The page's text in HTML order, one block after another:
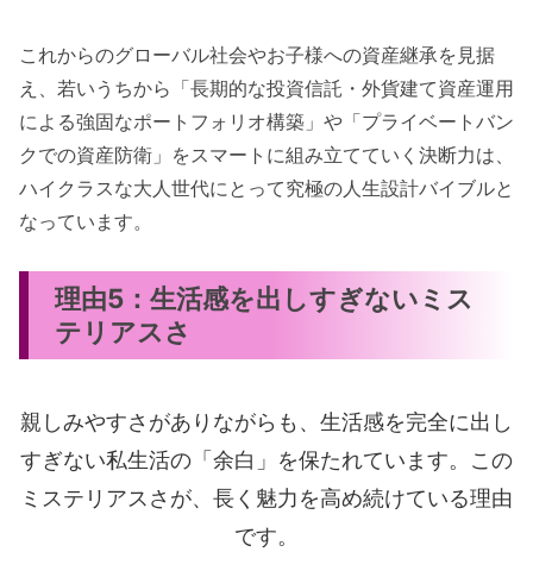
これからのグローバル社会やお子様への資産継承を見据
え、若いうちから「長期的な投資信託・外貨建て資産運用
による強固なポートフォリオ構築」や「プライベートバン
クでの資産防衛」をスマートに組み立てていく決断力は、
ハイクラスな大人世代にとって究極の人生設計バイブルと
なっています。
理由5：生活感を出しすぎないミス
テリアスさ
親しみやすさがありながらも、生活感を完全に出し
すぎない私生活の「余白」を保たれています。この
ミステリアスさが、長く魅力を高め続けている理由
です。